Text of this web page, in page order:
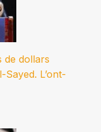
de dollars
L’ont-